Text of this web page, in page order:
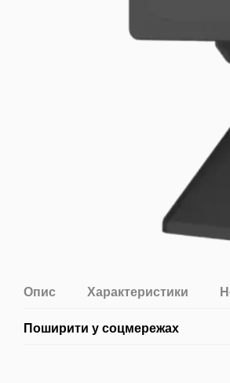
Опис Характеристики
Поширити у соцмережах